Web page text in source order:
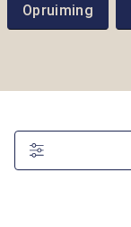
Opruiming